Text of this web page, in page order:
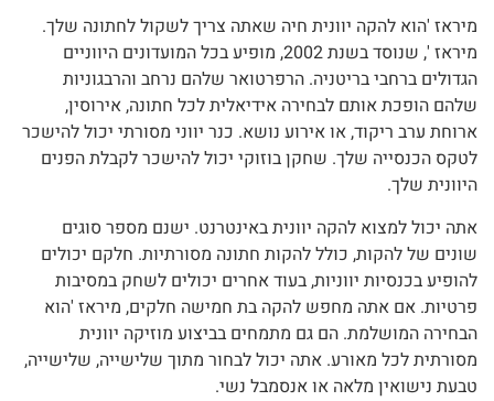
מיראז 'הוא להקה יוונית חיה שאתה צריך לשקול לחתונה שלך.
מיראז ', שנוסד בשנת 2002, מופיע בכל המועדונים היווניים
הגדולים ברחבי בריטניה. הרפרטואר שלהם נרחב והרבגוניות
שלהם הופכת אותם לבחירה אידיאלית לכל חתונה, אירוסין,
ארוחת ערב ריקוד, או אירוע נושא. כנר יווני מסורתי יכול להישכר
לטקס הכנסייה שלך. שחקן בוזוקי יכול להישכר לקבלת הפנים
היוונית שלך.
אתה יכול למצוא להקה יוונית באינטרנט. ישנם מספר סוגים
שונים של להקות, כולל להקות חתונה מסורתיות. חלקם יכולים
להופיע בכנסיות יווניות, בעוד אחרים יכולים לשחק במסיבות
פרטיות. אם אתה מחפש להקה בת חמישה חלקים, מיראז 'הוא
הבחירה המושלמת. הם גם מתמחים בביצוע מוזיקה יוונית
מסורתית לכל מאורע. אתה יכול לבחור מתוך שלישייה, שלישייה,
טבעת נישואין מלאה או אנסמבל נשי.